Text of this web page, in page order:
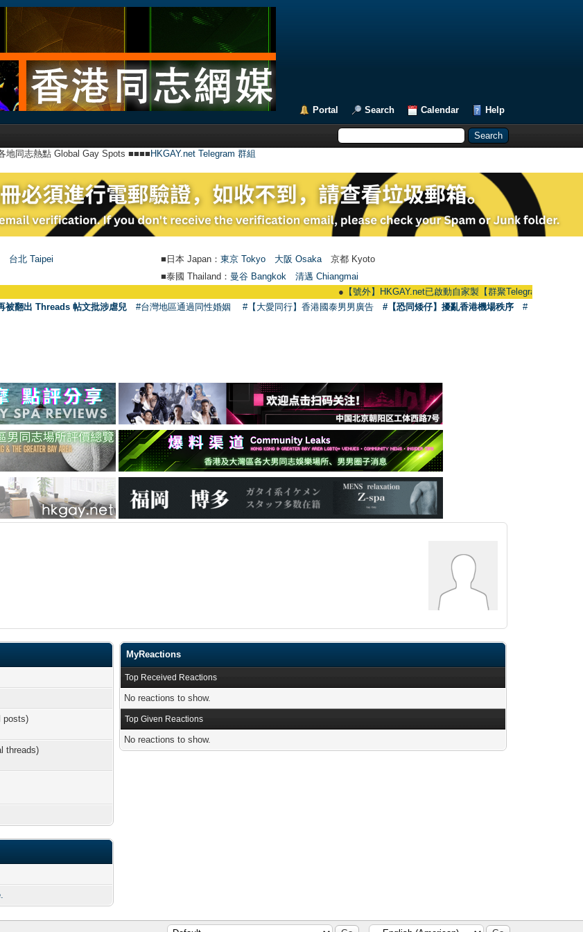
Portal Search Calendar Help
地同志熱點 Global Gay Spots ■■■■HKGAY.net Telegram 群組
台北 Taipei ■日本 Japan： 東京 Tokyo 大阪 Osaka 京都 Kyoto
■泰國 Thailand： 曼谷 Bangkok
清邁 Chiangmai
【號外】HKGAY.net已啟動自家製【群聚Telegram群組】
被翻出 Threads 帖文批涉虐兒 #台灣地區通過同性婚姻 #【大愛同行】香港國泰男男廣告 #【恐同矮仔】擾亂香港機場秩序
#
posts)
threads)
MyReactions
Top Received Reactions
No reactions to show.
Top Given Reactions
No reactions to show.